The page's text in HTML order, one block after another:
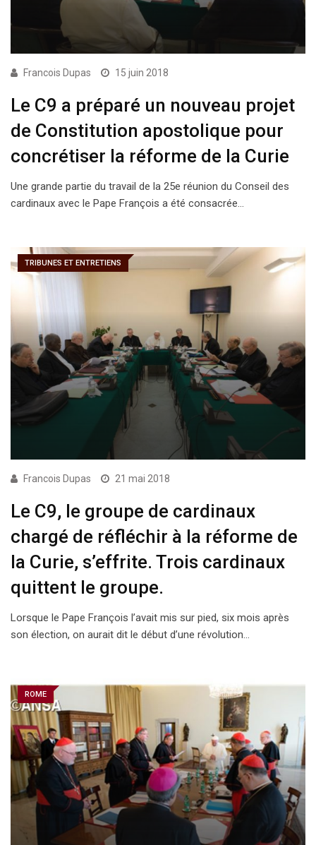
Francois Dupas 15 juin 2018
Le C9 a préparé un nouveau projet
de Constitution apostolique pour
concrétiser la réforme de la Curie
Une grande partie du travail de la 25e réunion du Conseil des
cardinaux avec le Pape François a été consacrée…
TRIBUNES ET ENTRETIENS
Francois Dupas 21 mai 2018
Le C9, le groupe de cardinaux
chargé de réfléchir à la réforme de
la Curie, s’effrite. Trois cardinaux
quittent le groupe.
Lorsque le Pape François l’avait mis sur pied, six mois après
son élection, on aurait dit le début d’une révolution…
ROME